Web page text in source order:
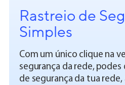
Rastreio de
Simples
Com um único clique na
segurança da rede, podes
de segurança da tua rede,